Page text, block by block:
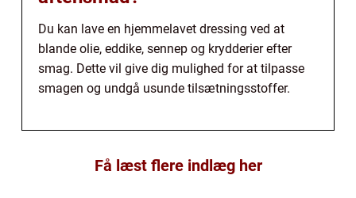
Du kan lave en hjemmelavet dressing ved at
blande olie, eddike, sennep og krydderier efter
smag. Dette vil give dig mulighed for at tilpasse
smagen og undgå usunde tilsætningsstoffer.
Få læst flere indlæg her